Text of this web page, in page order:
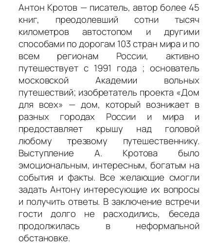
Антон Кротов — писатель, автор более 45
книг, преодолевший сотни тысяч
километров автостопом и другими
способами по дорогам 103 стран мира и по
всем регионам России, активно
путешествует с 1991 года ; основатель
московской Академии вольных
путешествий; изобретатель проекта «Дом
для всех» — дом, который возникает в
разных городах России и мира и
предоставляет крышу над головой
любому трезвому путешественнику.
Выступление А. Кротова было
эмоциональным, интересным, богатым на
события и факты. Все желающие смогли
задать Антону интересующие их вопросы
и получить ответы. В заключение встречи
гости долго не расходились, беседа
продолжилась в неформальной
обстановке.